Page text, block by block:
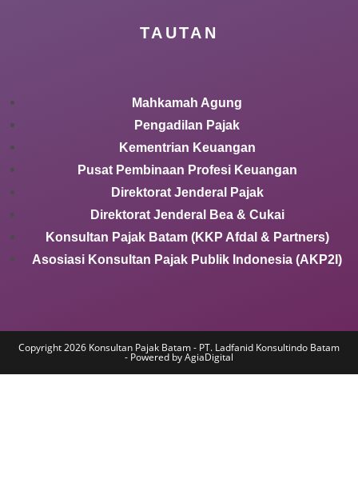
TAUTAN
Mahkamah Agung
Pengadilan Pajak
Kementrian Keuangan
Pusat Pembinaan Profesi Keuangan
Direktorat Jenderal Pajak
Direktorat Jenderal Bea & Cukai
Konsultan Pajak Batam (KKP Afdal & Partners)
Asosiasi Konsultan Pajak Publik Indonesia (AKP2I)
Copyright 2026 Konsultan Pajak Batam - PT. Ladfanid Konsultindo Batam
- Powered by AgiaDigital